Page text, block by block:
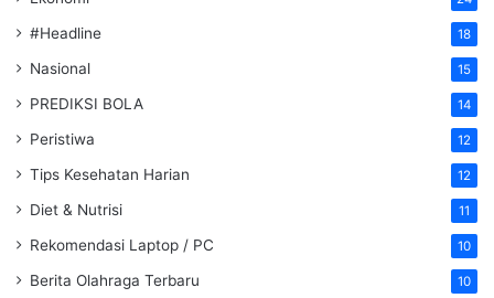
#Headline 18
Nasional 15
PREDIKSI BOLA 14
Peristiwa 12
Tips Kesehatan Harian 12
Diet & Nutrisi 11
Rekomendasi Laptop / PC 10
Berita Olahraga Terbaru 10